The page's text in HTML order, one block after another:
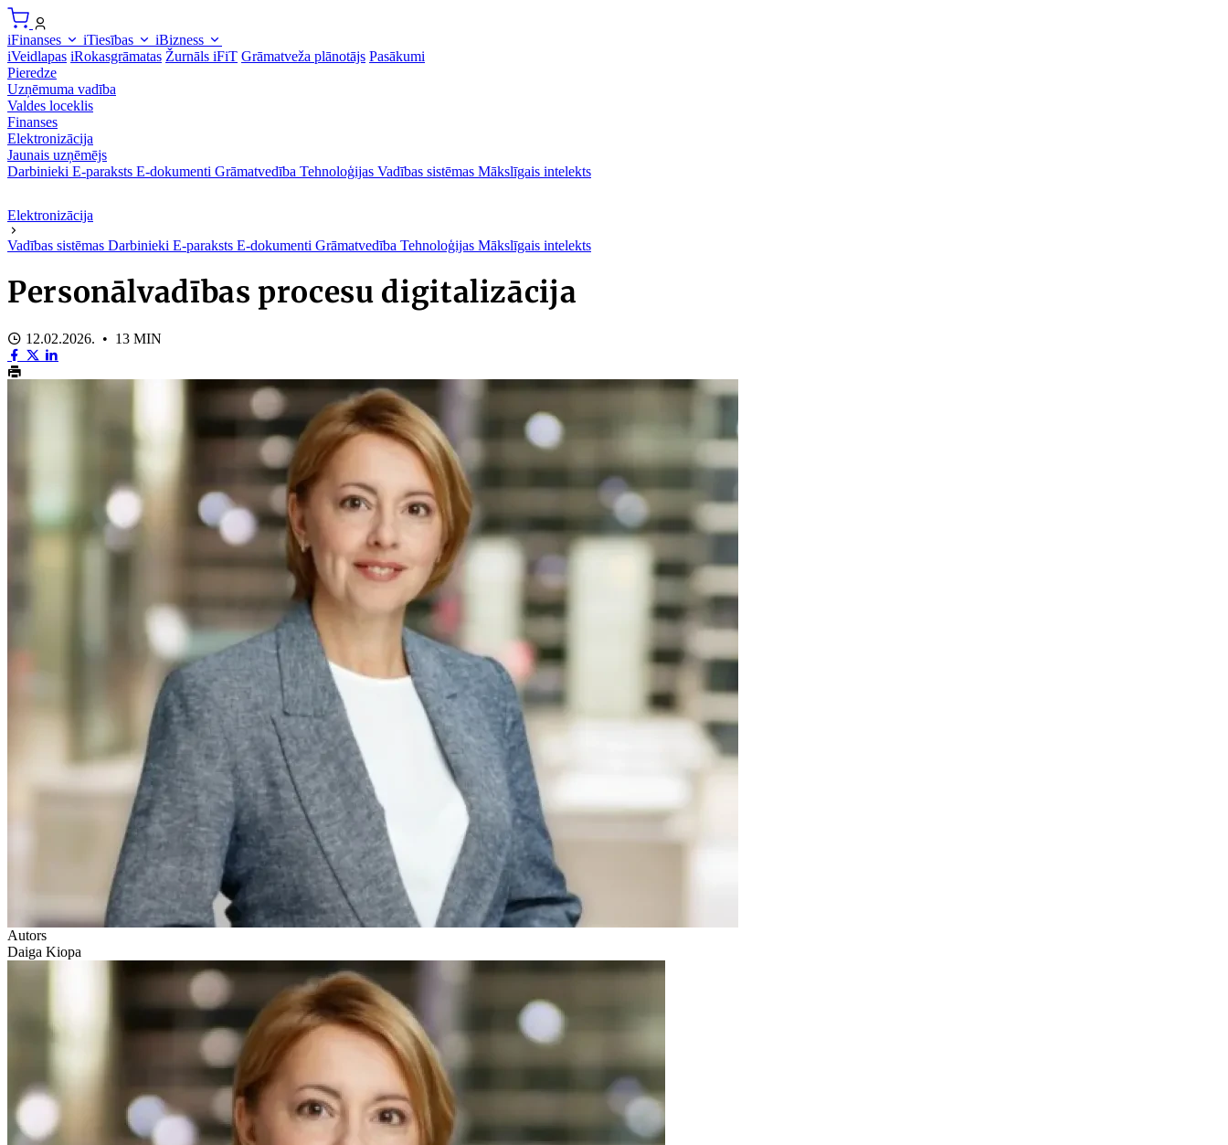
iFinanses iTiesības
iBizness
iVeidlapas iRokasgrāmatas Žurnāls iFiT Grāmatveža plānotājs Pasākumi
Pieredze
Uzņēmuma vadība
Valdes loceklis
Finanses
Elektronizācija
Jaunais uzņēmējs
Darbinieki E-paraksts E-dokumenti Grāmatvedība Tehnoloģijas Vadības sistēmas Mākslīgais intelekts
Elektronizācija
Vadības sistēmas Darbinieki E-paraksts E-dokumenti Grāmatvedība Tehnoloģijas Mākslīgais intelekts
Personālvadības procesu digitalizācija
12.02.2026. • 13 MIN
Autors
Daiga Kiopa